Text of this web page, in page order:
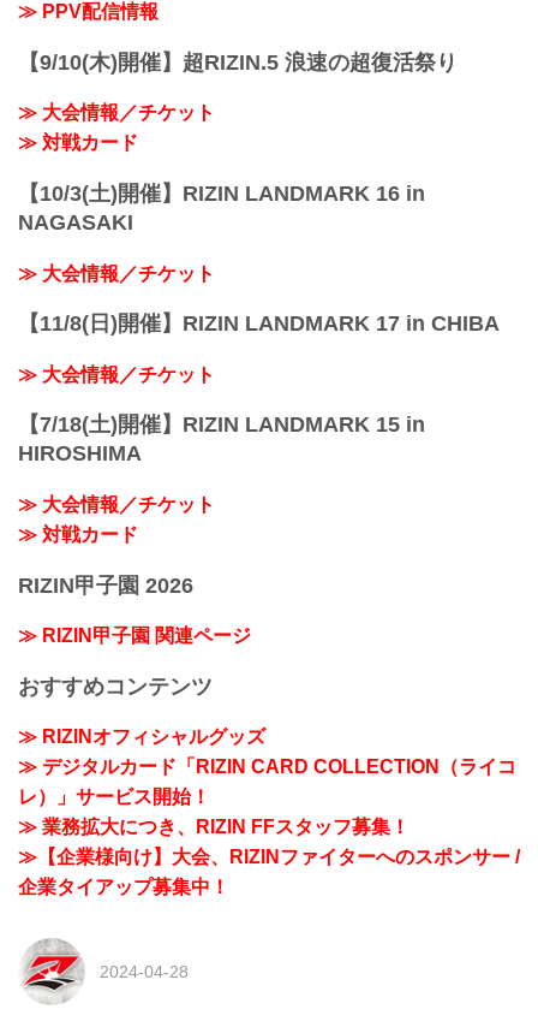
≫ PPV配信情報
【9/10(木)開催】超RIZIN.5 浪速の超復活祭り
≫ 大会情報／チケット
≫ 対戦カード
【10/3(土)開催】RIZIN LANDMARK 16 in
NAGASAKI
≫ 大会情報／チケット
【11/8(日)開催】RIZIN LANDMARK 17 in CHIBA
≫ 大会情報／チケット
【7/18(土)開催】RIZIN LANDMARK 15 in
HIROSHIMA
≫ 大会情報／チケット
≫ 対戦カード
RIZIN甲子園 2026
≫ RIZIN甲子園 関連ページ
おすすめコンテンツ
≫ RIZINオフィシャルグッズ
≫ デジタルカード「RIZIN CARD COLLECTION（ライコ
レ）」サービス開始！
≫ 業務拡大につき、RIZIN FFスタッフ募集！
≫【企業様向け】大会、RIZINファイターへのスポンサー /
企業タイアップ募集中！
2024-04-28